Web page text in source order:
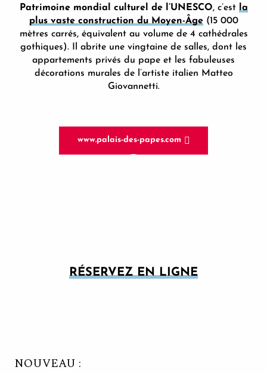
Patrimoine mondial culturel de l’UNESCO, c’est
la
plus vaste construction du Moyen-Âge(15 000
mètres carrés, équivalent au volume de 4 cathédrales
gothiques). Il abrite une vingtaine de salles, dont les
appartements privés du pape et les fabuleuses
décorations murales de l’artiste italien Matteo
Giovannetti.
www.palais-des-papes.com
RÉSERVEZ EN LIGNE
NOUVEAU :